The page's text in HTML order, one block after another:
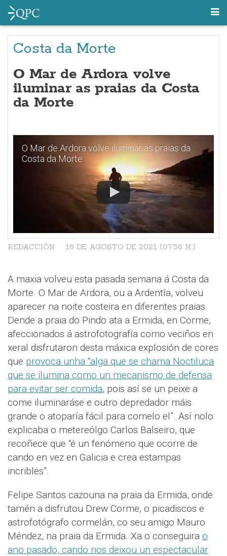
Costa da Morte
O Mar de Ardora volve
iluminar as praias da Costa
da Morte
O Mar de Ardora volve iluminar as praias da
Costa da Morte
16 DE AGOSTO DE 2021 (07:56 H.)
REDACCIÓN
A maxia volveu esta pasada semana á Costa da
Morte. O Mar de Ardora, ou a Ardentía, volveu
aparecer na noite costeira en diferentes praias.
Dende a praia do Pindo ata a Ermida, en Corme,
afeccionados á astrofotografía como veciños en
xeral disfrutaron desta máxica explosión de cores
que provoca unha “alga que se chama Noctiluca
que se ilumina como un mecanismo de defensa
para evitar ser comida, pois así se un peixe a
come iluminaráse e outro depredador máis
grande o atoparía fácil para comelo el”. Así nolo
explicaba o metereólgo Carlos Balseiro, que
recoñece que “é un fenómeno que ocorre de
cando en vez en Galicia e crea estampas
incribles”.
Felipe Santos cazouna na praia da Ermida, onde
tamén a disfrutou Drew Corme, o picadiscos e
astrofotógrafo cormelán, co seu amigo Mauro
Méndez, na praia da Ermida. Xa o conseguira o
ano pasado, cando nos deixou un espectacular